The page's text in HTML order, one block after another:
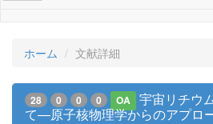
ホーム 文献詳細
28 0 0 0 OA
宇宙リチウ
て―原子核物理学からのアプロ